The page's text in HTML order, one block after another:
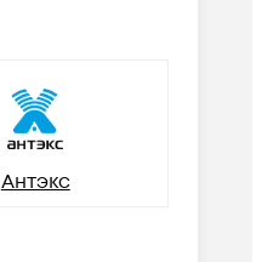
Антэкс